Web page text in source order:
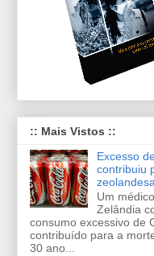
:: Mais Vistos ::
Excesso
contribuiu
zeolandesa
Um
Zelândia
consumo excessivo de
contribuído para a
30 ano...